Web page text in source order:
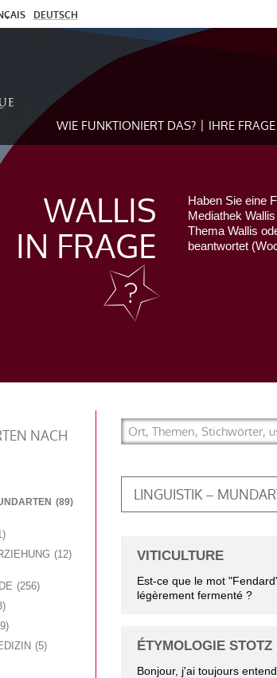
DEUTSCH
WIE FUNKTIONIERT DAS? IHRE FRAGE
WALLIS
IN FRAGE
Haben Sie eine
Mediathek
Thema Wallis
beantwortet
NACH
12
256
9
5
89 LINGUISTIK –
VITICULTURE
Est-ce que le mot
légèrement fermenté ?
ÉTYMOLOGIE STOTZ
Bonjour, j'ai toujours